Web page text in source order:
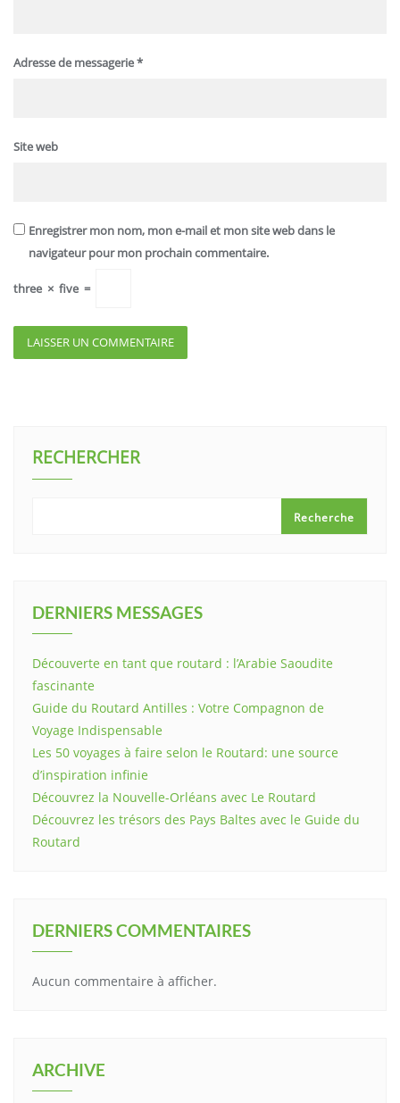
Adresse de messagerie*
Site web
Enregistrer mon nom, mon e-mail et mon site web dans le
navigateur pour mon prochain commentaire.
three × five =
RECHERCHER
Recherche
DERNIERS MESSAGES
Découverte en tant que routard : l’Arabie Saoudite
fascinante
Guide du Routard Antilles : Votre Compagnon de
Voyage Indispensable
Les 50 voyages à faire selon le Routard: une source
d’inspiration infinie
Découvrez la Nouvelle-Orléans avec Le Routard
Découvrez les trésors des Pays Baltes avec le Guide du
Routard
DERNIERS COMMENTAIRES
Aucun commentaire à afficher.
ARCHIVE